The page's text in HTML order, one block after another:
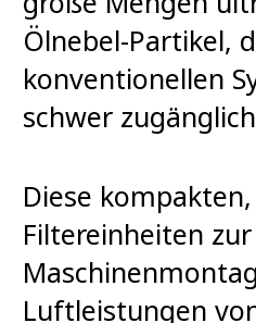
Ölnebel-Partikel,
konventionellen
schwer
Diese
Filtereinheiten zur
Luftleistungen